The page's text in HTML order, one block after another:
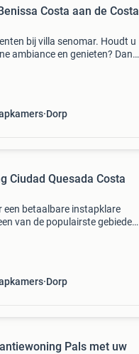
Costa aan de Costa
bij villa senomar. Houdt u
ambiance en genieten? Dan
Dorp
Ciudad Quesada Costa
een betaalbare instapklare
van de populairste gebieden
Dorp
Pals met uw